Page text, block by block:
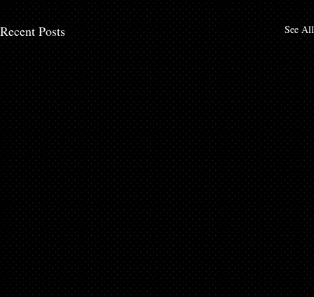
Recent Posts See All